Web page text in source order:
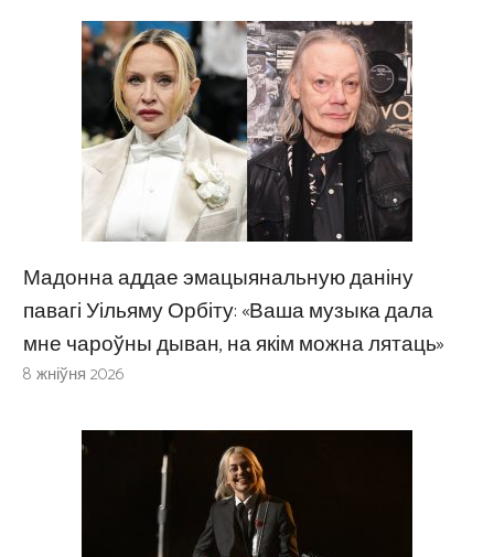
Мадонна аддае эмацыянальную даніну
павагі Уільяму Орбіту: «Ваша музыка дала
мне чароўны дыван, на якім можна лятаць»
8 жніўня 2026